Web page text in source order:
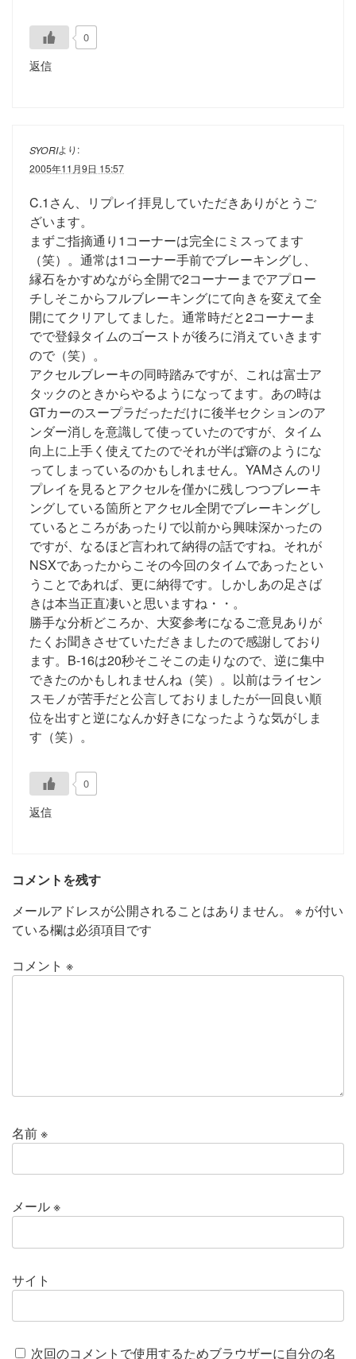
0
返信
SYORIより:
2005年11月9日 15:57
C.1さん、リプレイ拝見していただきありがとうご
ざいます。
まずご指摘通り1コーナーは完全にミスってます
（笑）。通常は1コーナー手前でブレーキングし、
縁石をかすめながら全開で2コーナーまでアプロー
チしそこからフルブレーキングにて向きを変えて全
開にてクリアしてました。通常時だと2コーナーま
でで登録タイムのゴーストが後ろに消えていきます
ので（笑）。
アクセルブレーキの同時踏みですが、これは富士ア
タックのときからやるようになってます。あの時は
GTカーのスープラだっただけに後半セクションのア
ンダー消しを意識して使っていたのですが、タイム
向上に上手く使えてたのでそれが半ば癖のようにな
ってしまっているのかもしれません。YAMさんのリ
プレイを見るとアクセルを僅かに残しつつブレーキ
ングしている箇所とアクセル全閉でブレーキングし
ているところがあったりで以前から興味深かったの
ですが、なるほど言われて納得の話ですね。それが
NSXであったからこその今回のタイムであったとい
うことであれば、更に納得です。しかしあの足さば
きは本当正直凄いと思いますね・・。
勝手な分析どころか、大変参考になるご意見ありが
たくお聞きさせていただきましたので感謝しており
ます。B-16は20秒そこそこの走りなので、逆に集中
できたのかもしれませんね（笑）。以前はライセン
スモノが苦手だと公言しておりましたが一回良い順
位を出すと逆になんか好きになったような気がしま
す（笑）。
0
返信
コメントを残す
メールアドレスが公開されることはありません。
※ が付い
ている欄は必須項目です
コメント ※
名前※
メール※
サイト
次回のコメントで使用するためブラウザーに自分の名